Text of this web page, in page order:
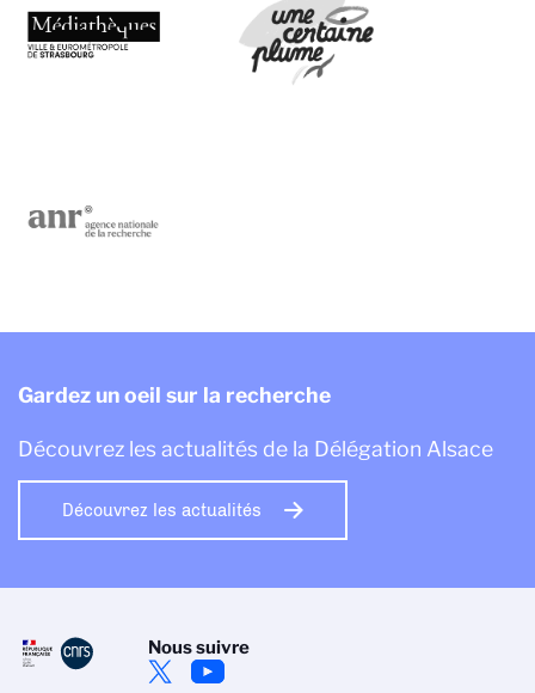
Gardez un oeil sur la recherche
Découvrez les actualités de la Délégation Alsace
Découvrez les actualités
Nous suivre